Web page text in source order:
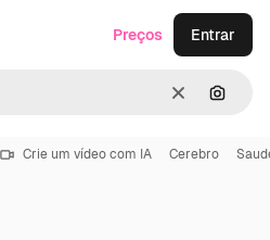
Limpar
Preços Entrar
Crie um vídeo com IA Cerebro